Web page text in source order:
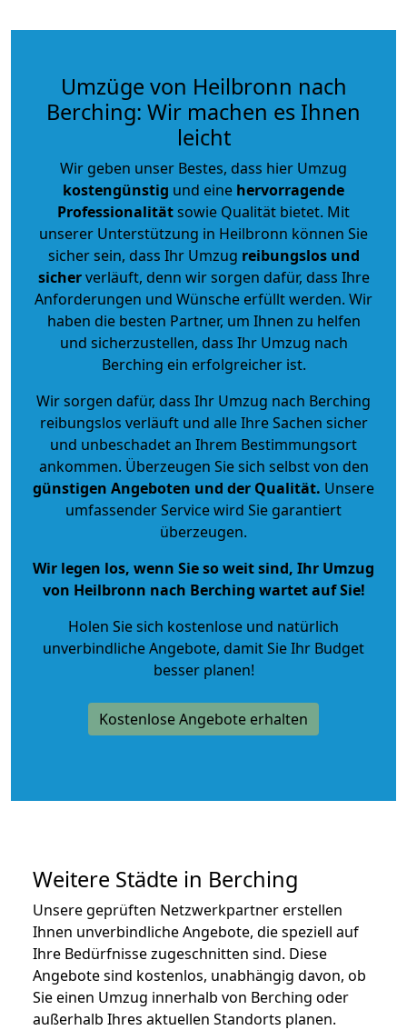
Umzüge von Heilbronn nach
Berching: Wir machen es Ihnen
leicht
Wir geben unser Bestes, dass hier Umzug
kostengünstig und eine hervorragende
Professionalitätsowie Qualität bietet. Mit
unserer Unterstützung in Heilbronn können Sie
sicher sein, dass Ihr Umzug reibungslos und
sicherverläuft, denn wir sorgen dafür, dass Ihre
Anforderungen und Wünsche erfüllt werden. Wir
haben die besten Partner, um Ihnen zu helfen
und sicherzustellen, dass Ihr Umzug nach
Berching ein erfolgreicher ist.
Wir sorgen dafür, dass Ihr Umzug nach Berching
reibungslos verläuft und alle Ihre Sachen sicher
und unbeschadet an Ihrem Bestimmungsort
ankommen. Überzeugen Sie sich selbst von den
günstigen Angeboten und der Qualität. Unsere
umfassender Service wird Sie garantiert
überzeugen.
Wir legen los, wenn Sie so weit sind, Ihr Umzug
von Heilbronn nach Berching wartet auf Sie!
Holen Sie sich kostenlose und natürlich
unverbindliche Angebote, damit Sie Ihr Budget
besser planen!
Kostenlose Angebote erhalten
Weitere Städte in Berching
Unsere geprüften Netzwerkpartner erstellen
Ihnen unverbindliche Angebote, die speziell auf
Ihre Bedürfnisse zugeschnitten sind. Diese
Angebote sind kostenlos, unabhängig davon, ob
Sie einen Umzug innerhalb von Berching oder
außerhalb Ihres aktuellen Standorts planen.